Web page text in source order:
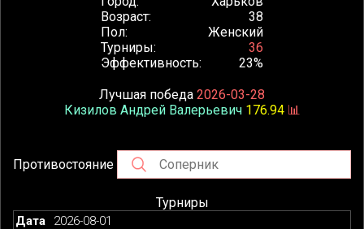
Возраст
38
Пол
Женский
Турниры
36
Эффективность
23%
Лучшая победа 2026-03-28
Кизилов Андрей Валерьевич 176.94 📊
Противостояние
Турниры
2026-08-01